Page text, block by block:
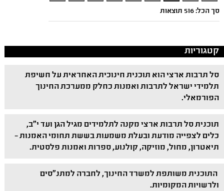
- 1 סך הכל: 516 תוצאות
קטגוריות
סל תרבות ארצי הוא תוכנית חינוכית האחראית על חשיפת
תלמידי ישראל לתרבות ואמנות כחלק ממערכת החינוך
הפורמאלי.
תוכנית סל תרבות ארצי מקנה לתלמידים מגיל הגן ועד י"ב,
כלים לצפייה מודעת ובעלת משמעות בששת תחומי האמנות –
תיאטרון, מחול, מוזיקה, קולנוע, ספרות ואמנות פלסטית.
התוכנית משותפת למשרד החינוך, לחברה למתנ"סים
ולרשויות המקומיות.